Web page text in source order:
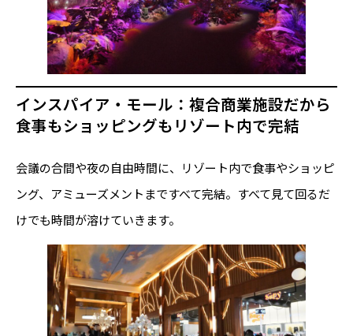
インスパイア・モール：複合商業施設だから
食事もショッピングもリゾート内で完結
会議の合間や夜の自由時間に、リゾート内で食事やショッピ
ング、アミューズメントまですべて完結。すべて見て回るだ
けでも時間が溶けていきます。